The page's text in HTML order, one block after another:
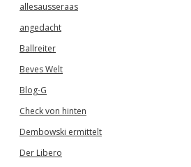
allesausseraas
angedacht
Ballreiter
Beves Welt
Blog-G
Check von hinten
Dembowski ermittelt
Der Libero